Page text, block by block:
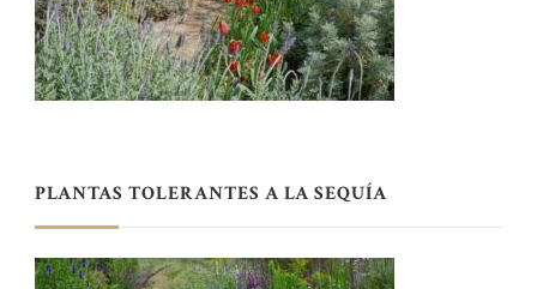
PLANTAS TOLERANTES A LA SEQUÍA